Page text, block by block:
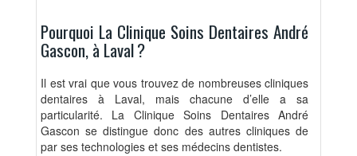
Pourquoi La Clinique Soins Dentaires André
Gascon, à Laval ?
Il est vrai que vous trouvez de nombreuses cliniques
dentaires à Laval, mais chacune d’elle a sa
particularité. La Clinique Soins Dentaires André
Gascon se distingue donc des autres cliniques de
par ses technologies et ses médecins dentistes.